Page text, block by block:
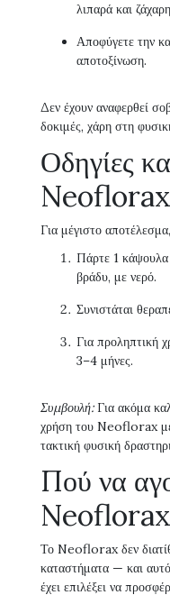
λιπαρά και
Αποφύγετε την
αποτοξίνωση.
Δεν έχουν αναφερθεί
δοκιμές, χάρη στη
Οδηγίες
Neoflorax
Για μέγιστο
Πάρτε 1
βράδυ, με νερό.
Συνιστάται
Για προληπτική
3–4 μήνες.
Συμβουλή:Για ακόμα
χρήση του Neoflorax με
τακτική φυσική
Πού να
Neoflorax
Το Neoflorax δεν
καταστήματα — και
έχει επιλέξει να